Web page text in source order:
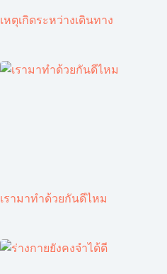
เหตุเกิดระหว่างเดินทาง
เรามาทำด้วยกันดีไหม